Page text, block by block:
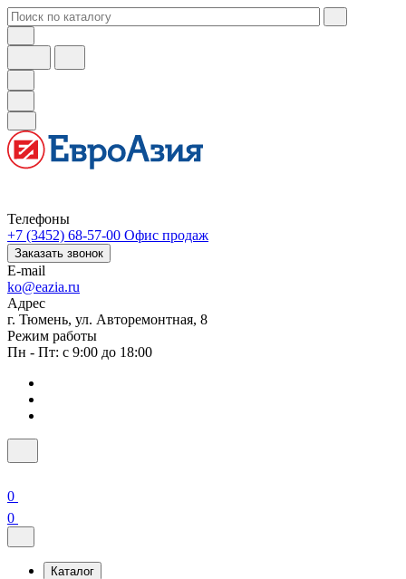
Телефоны
+7 (3452) 68-57-00 Офис продаж
Заказать звонок
E-mail
ko@eazia.ru
Адрес
г. Тюмень, ул. Авторемонтная, 8
Режим работы
Пн - Пт: с 9:00 до 18:00
0
0
Каталог